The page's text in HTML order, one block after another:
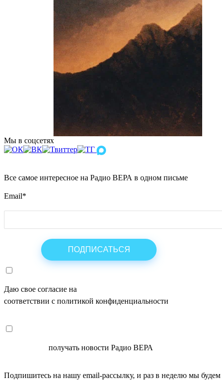
Мы в соцсетях
Все самое интересное на Радио ВЕРА в одном письме
Email*
Даю свое согласие на
соответствии с политикой конфиденциальности
получать новости Радио ВЕРА
Подпишитесь на нашу email-рассылку, и раз в неделю мы будем